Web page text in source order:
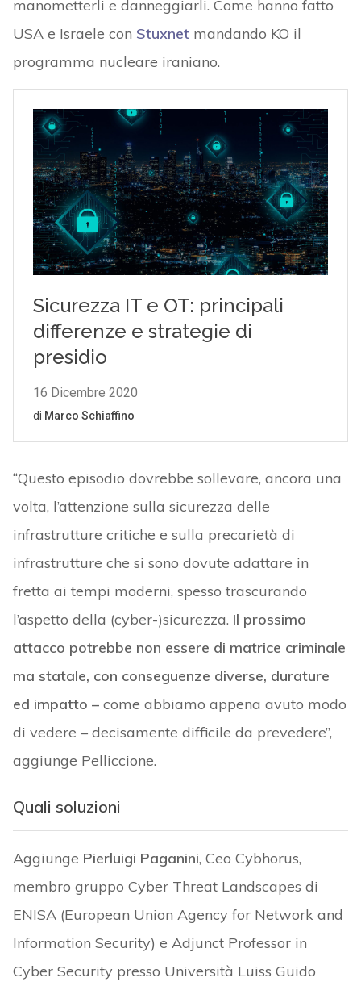
manometterli e danneggiarli. Come hanno fatto
USA e Israele con Stuxnetmandando KO il
programma nucleare iraniano.
“Questo episodio dovrebbe sollevare, ancora una
volta, l’attenzione sulla sicurezza delle
infrastrutture critiche e sulla precarietà di
infrastrutture che si sono dovute adattare in
fretta ai tempi moderni, spesso trascurando
l’aspetto della (cyber-)sicurezza. Il prossimo
attacco potrebbe non essere di matrice criminale
ma statale, con conseguenze diverse, durature
ed impatto –come abbiamo appena avuto modo
di vedere – decisamente difficile da prevedere”,
aggiunge Pelliccione.
Quali soluzioni
Aggiunge Pierluigi Paganini, Ceo Cybhorus,
membro gruppo Cyber Threat Landscapes di
ENISA (European Union Agency for Network and
Information Security) e Adjunct Professor in
Cyber Security presso Università Luiss Guido